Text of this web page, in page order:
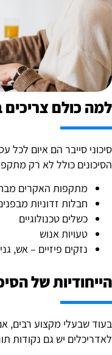
כולם צריכים
סייבר הם איום לכל
כולל לא רק
מתקפות האקרים
חבלות זדוניות מבפנים
כשלים טכנולוגיים
טעויות אנוש
נזקים פיזיים – אש,
של
שבעלי מקצוע רבים, אם
יש גם נקודות